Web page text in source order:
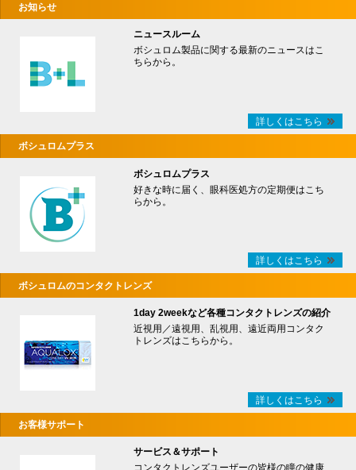
お知らせ
ニュースルーム
ボシュロム製品に関する最新のニュースはこ
ちらから。
詳しくはこちら
ボシュロムプラス
ボシュロムプラス
好きな時に届く、眼科医処方の定期便はこち
らから。
詳しくはこちら
ボシュロムのコンタクトレンズ
1day 2weekなど各種コンタクトレンズの紹介
近視用／遠視用、乱視用、遠近両用コンタク
トレンズはこちらから。
詳しくはこちら
お客様サポート
サービス＆サポート